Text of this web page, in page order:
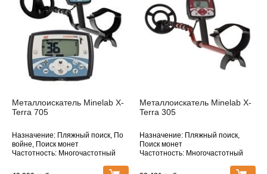
Металлоискатель Minelab X-
Terra 705
Назначение: Пляжный поиск, По
войне, Поиск монет
Частотность: Многочастотный
Металлоискатель Minelab X-
Terra 305
Назначение: Пляжный поиск,
Поиск монет
Частотность: Многочастотный
Водонепроницаемость: Катушка